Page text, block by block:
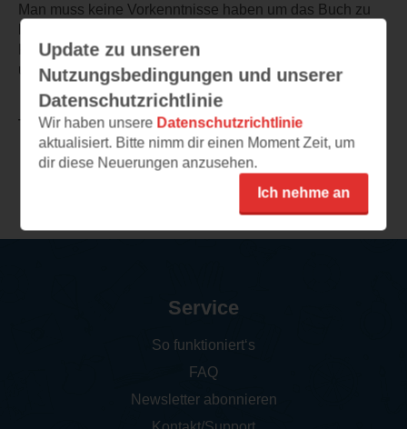
Man muss keine Vorkenntnisse haben um das Buch zu
Klasse Buch und ein Must-Have für alle, die sich selbst
um die eigenen Finanzen kümmern möchten!
TEILEN
Update zu unseren
Nutzungsbedingungen und unserer
Datenschutzrichtlinie
Wir haben unsere Datenschutzrichtlinie
aktualisiert. Bitte nimm dir einen Moment Zeit, um
dir diese Neuerungen anzusehen.
Ich nehme an
Service
So funktioniert‘s
FAQ
Newsletter abonnieren